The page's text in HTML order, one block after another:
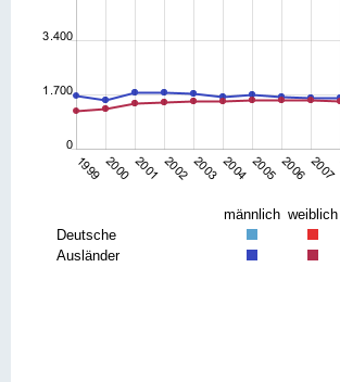
männlich weiblich
Deutsche
Ausländer